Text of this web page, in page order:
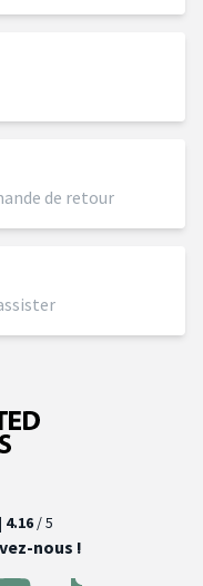
de retour
4.16/ 5
nous !